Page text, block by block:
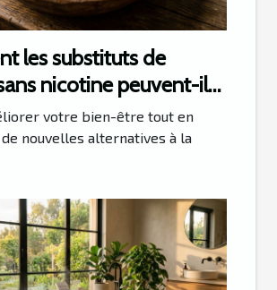
les substituts de
nicotine peuvent-ils
votre santé ?
votre bien-être tout en
nouvelles alternatives à la